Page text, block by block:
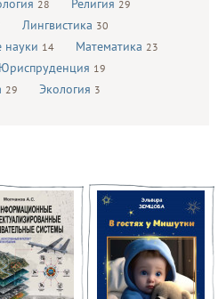
28 Религия 29
Лингвистика 30
науки 14 Математика 23
Юриспруденция 19
29 Экология 3